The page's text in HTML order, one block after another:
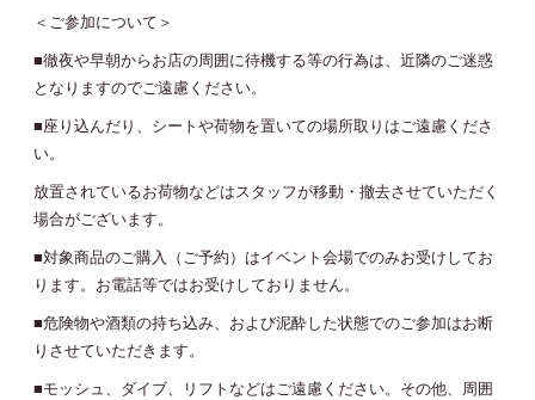
＜ご参加について＞
■徹夜や早朝からお店の周囲に待機する等の行為は、近隣のご迷惑
となりますのでご遠慮ください。
■座り込んだり、シートや荷物を置いての場所取りはご遠慮くださ
い。
放置されているお荷物などはスタッフが移動・撤去させていただく
場合がございます。
■対象商品のご購入（ご予約）はイベント会場でのみお受けしてお
ります。お電話等ではお受けしておりません。
■危険物や酒類の持ち込み、および泥酔した状態でのご参加はお断
りさせていただきます。
■モッシュ、ダイブ、リフトなどはご遠慮ください。その他、周囲